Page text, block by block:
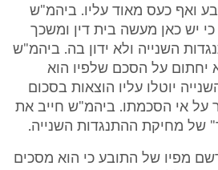
ואף כעס מאוד עליו. ביהמ"ש
יש כאן מעשה בית דין ומשכך
השנייה ולא ידון בה. ביהמ"ש
יחתום על הסכם שלפיו הוא
יוטלו עליו הוצאות בסכום
על אי הסכמתו. ביהמ"ש חייב את
של מחיקת ההתנגדות השנייה.
מפיו של התובע כי הוא מסכים